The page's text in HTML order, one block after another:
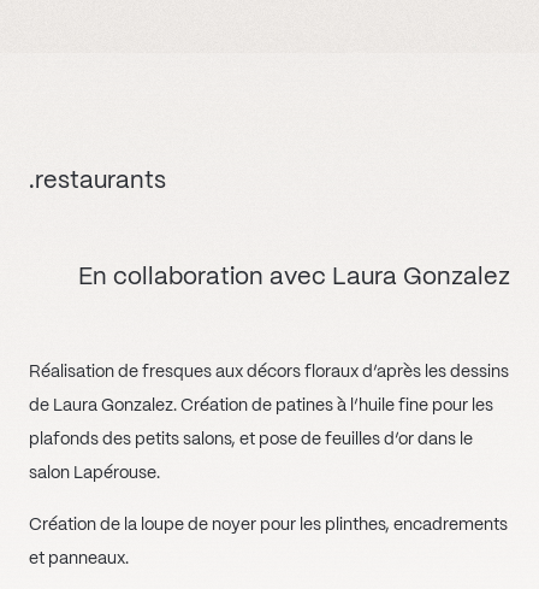
.restaurants
En collaboration avec Laura Gonzalez
Réalisation de fresques aux décors floraux d’après les dessins
de Laura Gonzalez. Création de patines à l’huile fine pour les
plafonds des petits salons, et pose de feuilles d’or dans le
salon Lapérouse.
Création de la loupe de noyer pour les plinthes, encadrements
et panneaux.